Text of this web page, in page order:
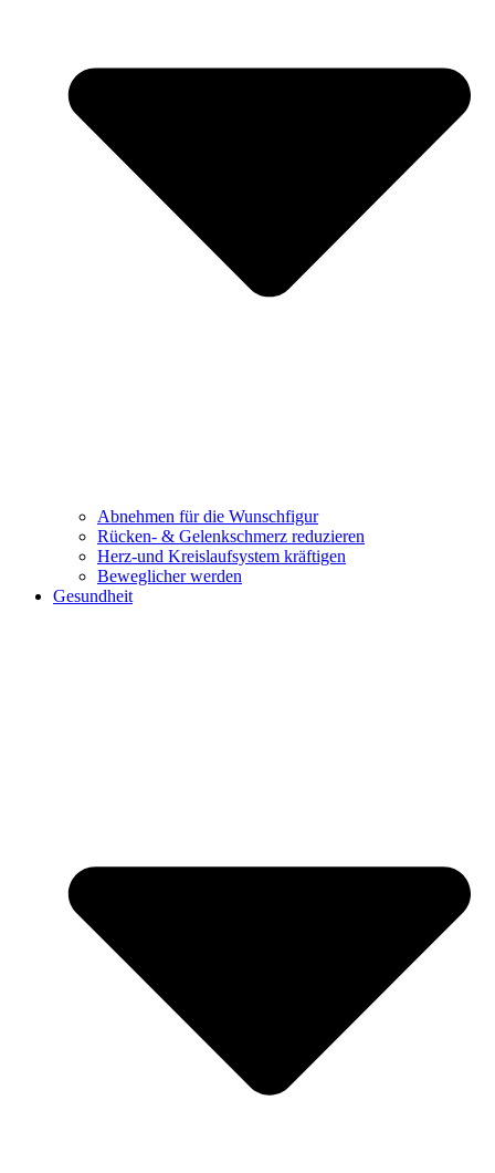
Abnehmen für die Wunschfigur
Rücken- & Gelenkschmerz reduzieren
Herz-und Kreislaufsystem kräftigen
Beweglicher werden
Gesundheit